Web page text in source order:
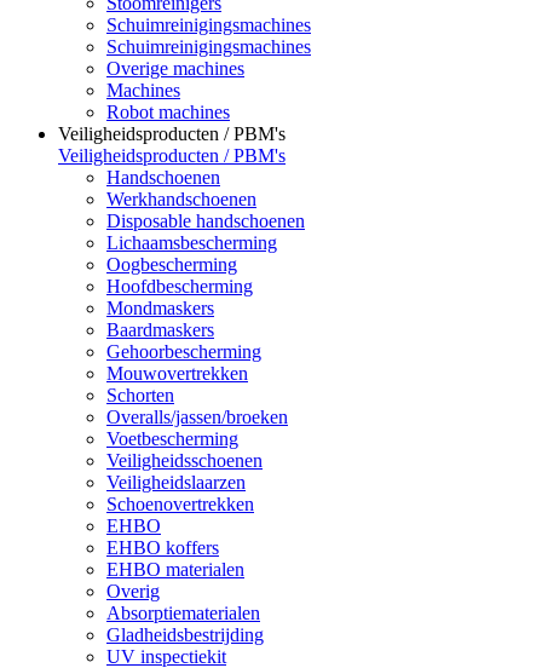
Schuimreinigingsmachines
Schuimreinigingsmachines
Overige machines
Machines
Robot machines
Veiligheidsproducten / PBM's
Veiligheidsproducten / PBM's
Handschoenen
Werkhandschoenen
Disposable handschoenen
Lichaamsbescherming
Oogbescherming
Hoofdbescherming
Mondmaskers
Baardmaskers
Gehoorbescherming
Mouwovertrekken
Schorten
Overalls/jassen/broeken
Voetbescherming
Veiligheidsschoenen
Veiligheidslaarzen
Schoenovertrekken
EHBO
EHBO koffers
EHBO materialen
Overig
Absorptiematerialen
Gladheidsbestrijding
UV inspectiekit